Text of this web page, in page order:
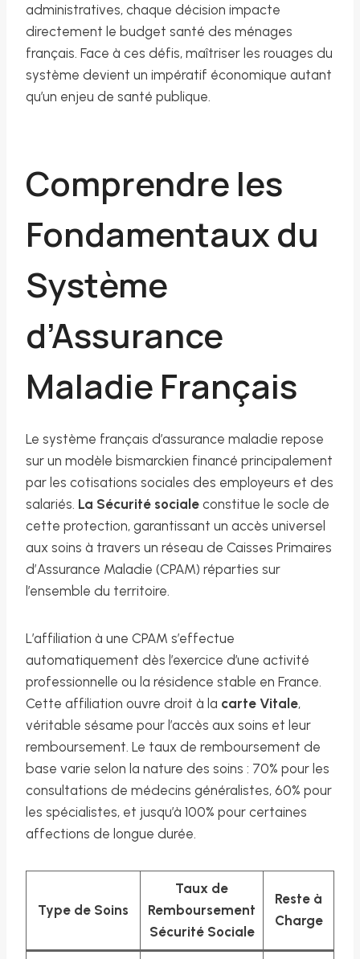
administratives, chaque décision impacte
directement le budget santé des ménages
français. Face à ces défis, maîtriser les rouages du
système devient un impératif économique autant
qu’un enjeu de santé publique.
Comprendre les
Fondamentaux du
Système
d’Assurance
Maladie Français
Le système français d’assurance maladie repose
sur un modèle bismarckien financé principalement
par les cotisations sociales des employeurs et des
salariés. La Sécurité sociale constitue le socle de
cette protection, garantissant un accès universel
aux soins à travers un réseau de Caisses Primaires
d’Assurance Maladie (CPAM) réparties sur
l’ensemble du territoire.
L’affiliation à une CPAM s’effectue
automatiquement dès l’exercice d’une activité
professionnelle ou la résidence stable en France.
Cette affiliation ouvre droit à la carte Vitale,
véritable sésame pour l’accès aux soins et leur
remboursement. Le taux de remboursement de
base varie selon la nature des soins : 70% pour les
consultations de médecins généralistes, 60% pour
les spécialistes, et jusqu’à 100% pour certaines
affections de longue durée.
Type de Soins
Taux de
Remboursement
Sécurité Sociale
Reste à
Charge